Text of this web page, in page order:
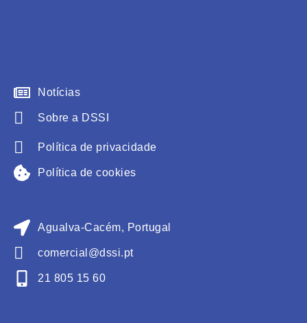
Notícias
Sobre a DSSI
Política de privacidade
Política de cookies
Agualva-Cacém, Portugal
comercial@dssi.pt
21 805 15 60